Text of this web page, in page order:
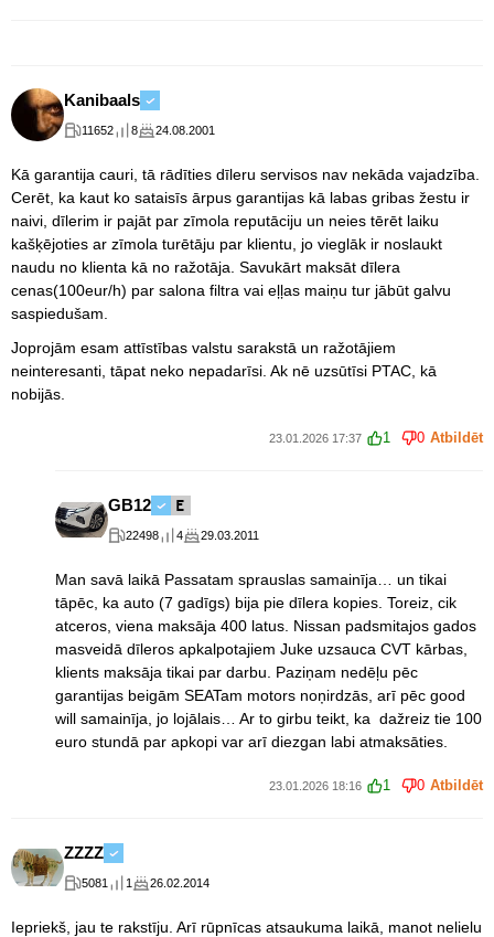
Kanibaals
11652 8 24.08.2001
Kā garantija cauri, tā rādīties dīleru servisos nav nekāda vajadzība.
Cerēt, ka kaut ko sataisīs ārpus garantijas kā labas gribas žestu ir
naivi, dīlerim ir pajāt par zīmola reputāciju un neies tērēt laiku
kašķējoties ar zīmola turētāju par klientu, jo vieglāk ir noslaukt
naudu no klienta kā no ražotāja. Savukārt maksāt dīlera
cenas(100eur/h) par salona filtra vai eļļas maiņu tur jābūt galvu
saspiedušam.
Joprojām esam attīstības valstu sarakstā un ražotājiem
neinteresanti, tāpat neko nepadarīsi. Ak nē uzsūtīsi PTAC, kā
nobijās.
23.01.2026 17:37 1 0 Atbildēt
GB12
22498 4 29.03.2011
Man savā laikā Passatam sprauslas samainīja… un tikai
tāpēc, ka auto (7 gadīgs) bija pie dīlera kopies. Toreiz, cik
atceros, viena maksāja 400 latus. Nissan padsmitajos gados
masveidā dīleros apkalpotajiem Juke uzsauca CVT kārbas,
klients maksāja tikai par darbu. Paziņam nedēļu pēc
garantijas beigām SEATam motors noņirdzās, arī pēc good
will samainīja, jo lojālais… Ar to girbu teikt, ka dažreiz tie 100
euro stundā par apkopi var arī diezgan labi atmaksāties.
23.01.2026 18:16 1 0 Atbildēt
ZZZZ
5081 1 26.02.2014
Iepriekš, jau te rakstīju. Arī rūpnīcas atsaukuma laikā, manot nelielu